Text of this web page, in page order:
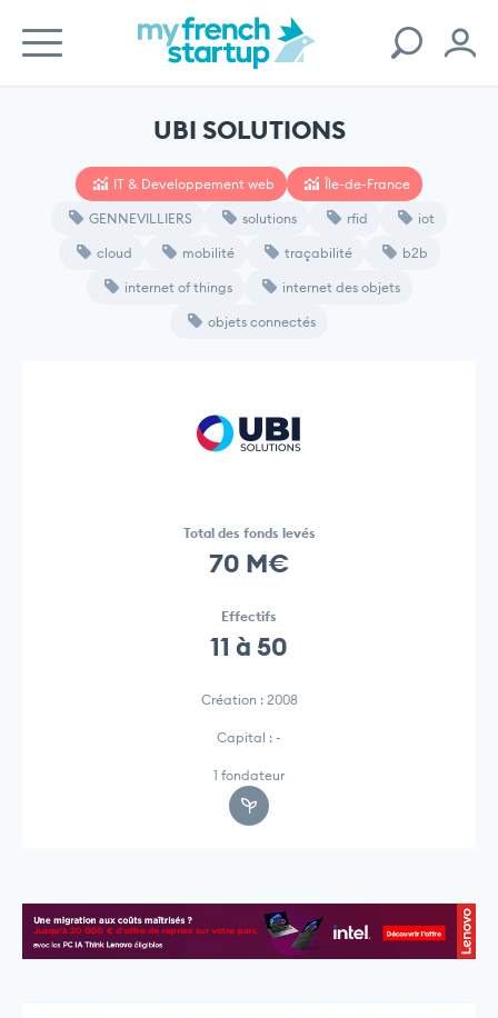
UBI SOLUTIONS
IT & Developpement web Île-de-France
GENNEVILLIERS solutions rfid iot
cloud mobilité traçabilité b2b
internet of things internet des objets
objets connectés
Total des fonds levés
70 M€
Effectifs
11 à 50
Création : 2008
Capital : -
1 fondateur